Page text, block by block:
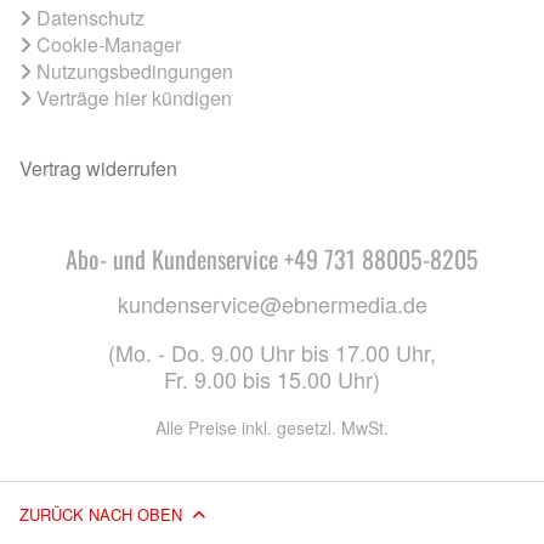
Datenschutz
Cookie-Manager
Nutzungsbedingungen
Verträge hier kündigen
Vertrag widerrufen
Abo- und Kundenservice +49 731 88005-8205
kundenservice@ebnermedia.de
(Mo. - Do. 9.00 Uhr bis 17.00 Uhr,
Fr. 9.00 bis 15.00 Uhr)
Alle Preise inkl. gesetzl. MwSt.
ZURÜCK NACH OBEN